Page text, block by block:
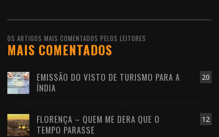
OS ARTIGOS MAIS COMENTADOS PELOS LEITORES
MAIS COMENTADOS
20
EMISSÃO DO VISTO DE TURISMO PARA A
ÍNDIA
12
FLORENÇA – QUEM ME DERA QUE O
TEMPO PARASSE